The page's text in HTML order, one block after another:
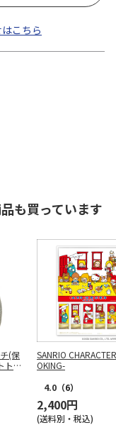
こちら
も買っています
(保
トロ
SANRIO
OKING-
4.0 （6）
2,400円
(送料別・税込)